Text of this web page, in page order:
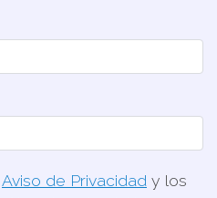
Aviso de Privacidad y los